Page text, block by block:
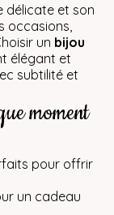
délicate et son
occasions,
un bijou
élégant et
subtilité et
moment
pour offrir
un cadeau